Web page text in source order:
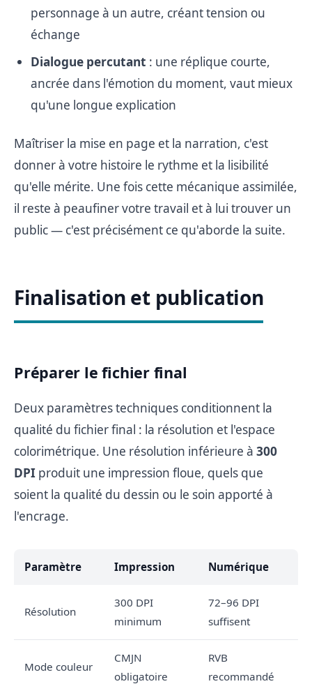
personnage à un autre, créant tension ou
échange
Dialogue percutant : une réplique courte,
ancrée dans l'émotion du moment, vaut mieux
qu'une longue explication
Maîtriser la mise en page et la narration, c'est
donner à votre histoire le rythme et la lisibilité
qu'elle mérite. Une fois cette mécanique assimilée,
il reste à peaufiner votre travail et à lui trouver un
public — c'est précisément ce qu'aborde la suite.
Finalisation et publication
Préparer le fichier final
Deux paramètres techniques conditionnent la
qualité du fichier final : la résolution et l'espace
colorimétrique. Une résolution inférieure à 300
DPI produit une impression floue, quels que
soient la qualité du dessin ou le soin apporté à
l'encrage.
Paramètre Impression Numérique
Résolution
300 DPI
minimum
72–96 DPI
suffisent
Mode couleur
CMJN
obligatoire
RVB
recommandé